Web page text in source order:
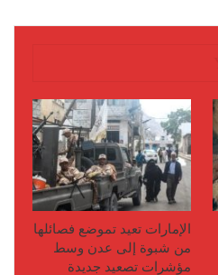
الإمارات تعيد تموضع فصائلها
من شبوة إلى عدن وسط
مؤشرات تصعيد جديدة